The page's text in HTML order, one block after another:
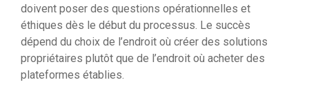
doivent poser des questions opérationnelles et
éthiques dès le début du processus. Le succès
dépend du choix de l’endroit où créer des solutions
propriétaires plutôt que de l’endroit où acheter des
plateformes établies.